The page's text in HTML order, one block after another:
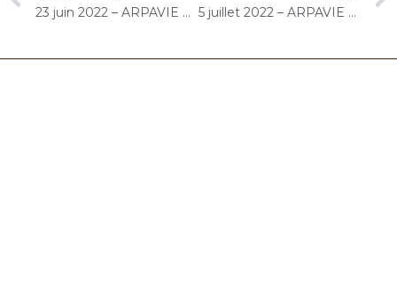
23 juin 2022 – ARPAVIE Marcel Bou (Les Lilas) : Concert « Gelato-Cello Solo » 5 juillet 2022 – ARPAVIE La Vallée aux Renards (L’Haÿ-les-Roses) : Concert « Gelato-Cello Solo »